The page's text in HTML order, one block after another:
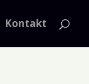
Kontakt